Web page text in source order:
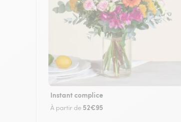
Instant complice
À partir de 52€95